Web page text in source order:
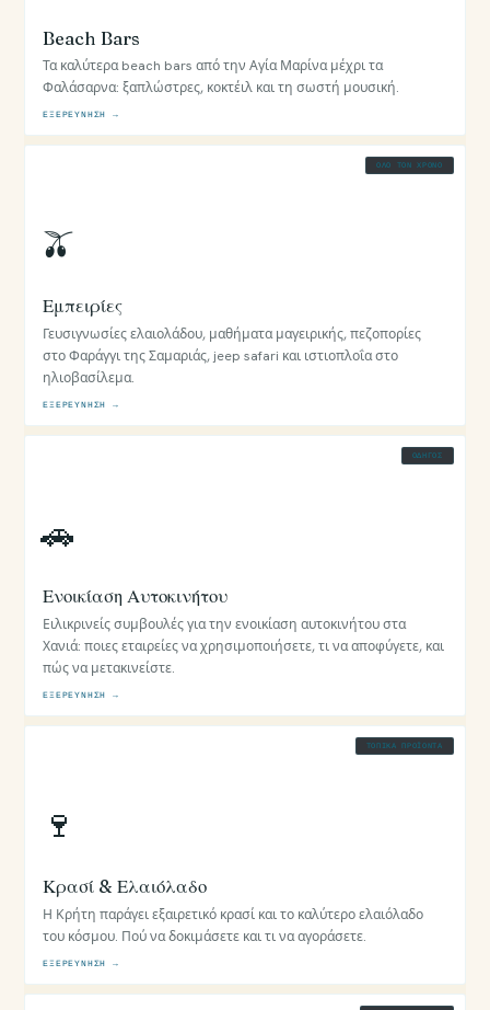
Beach Bars
Τα καλύτερα beach bars από την Αγία Μαρίνα μέχρι τα
Φαλάσαρνα: ξαπλώστρες, κοκτέιλ και τη σωστή μουσική.
ΕΞΕΡΕΎΝΗΣΗ →
ΌΛΟ ΤΟΝ ΧΡΌΝΟ
🫒
Εμπειρίες
Γευσιγνωσίες ελαιολάδου, μαθήματα μαγειρικής, πεζοπορίες
στο Φαράγγι της Σαμαριάς, jeep safari και ιστιοπλοΐα στο
ηλιοβασίλεμα.
ΕΞΕΡΕΎΝΗΣΗ →
ΟΔΗΓΌΣ
🚗
Ενοικίαση Αυτοκινήτου
Ειλικρινείς συμβουλές για την ενοικίαση αυτοκινήτου στα
Χανιά: ποιες εταιρείες να χρησιμοποιήσετε, τι να αποφύγετε, και
πώς να μετακινείστε.
ΕΞΕΡΕΎΝΗΣΗ →
ΤΟΠΙΚΆ ΠΡΟΪΌΝΤΑ
🍷
Κρασί & Ελαιόλαδο
Η Κρήτη παράγει εξαιρετικό κρασί και το καλύτερο ελαιόλαδο
του κόσμου. Πού να δοκιμάσετε και τι να αγοράσετε.
ΕΞΕΡΕΎΝΗΣΗ →